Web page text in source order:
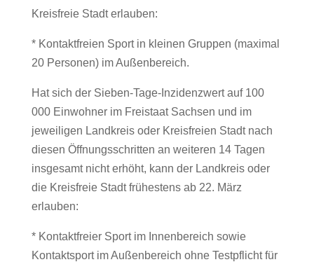
Kreisfreie Stadt erlauben:
* Kontaktfreien Sport in kleinen Gruppen (maximal
20 Personen) im Außenbereich.
Hat sich der Sieben-Tage-Inzidenzwert auf 100
000 Einwohner im Freistaat Sachsen und im
jeweiligen Landkreis oder Kreisfreien Stadt nach
diesen Öffnungsschritten an weiteren 14 Tagen
insgesamt nicht erhöht, kann der Landkreis oder
die Kreisfreie Stadt frühestens ab 22. März
erlauben:
* Kontaktfreier Sport im Innenbereich sowie
Kontaktsport im Außenbereich ohne Testpflicht für